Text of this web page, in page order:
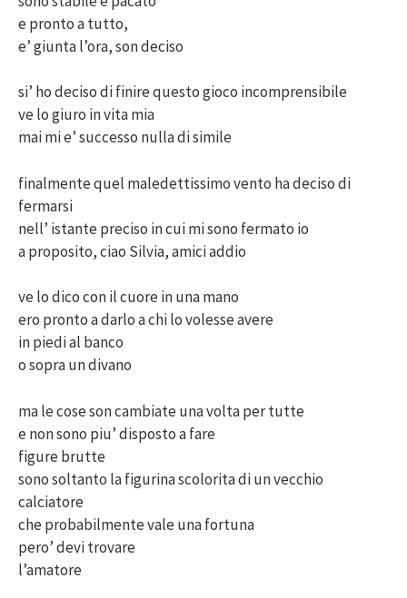
e pronto a tutto,
e’ giunta l’ora, son deciso
si’ ho deciso di finire questo gioco incomprensibile
ve lo giuro in vita mia
mai mi e’ successo nulla di simile
finalmente quel maledettissimo vento ha deciso di
fermarsi
nell’ istante preciso in cui mi sono fermato io
a proposito, ciao Silvia, amici addio
ve lo dico con il cuore in una mano
ero pronto a darlo a chi lo volesse avere
in piedi al banco
o sopra un divano
ma le cose son cambiate una volta per tutte
e non sono piu’ disposto a fare
figure brutte
sono soltanto la figurina scolorita di un vecchio
calciatore
che probabilmente vale una fortuna
pero’ devi trovare
l’amatore